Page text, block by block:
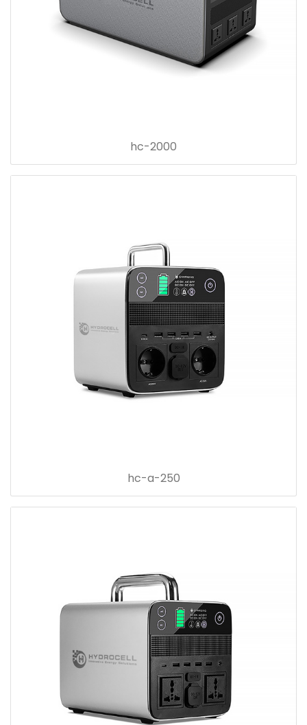
hc-2000
hc-a-250